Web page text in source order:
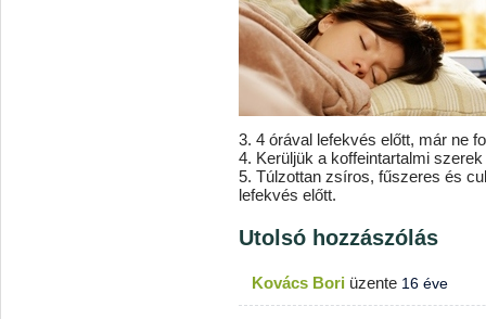
3. 4 órával lefekvés előtt, már ne
4. Kerüljük a koffeintartalmi
5. Túlzottan zsíros, fűszeres és
lefekvés előtt.
Utolsó hozzászólás
Kovács Bori üzente 16 éve